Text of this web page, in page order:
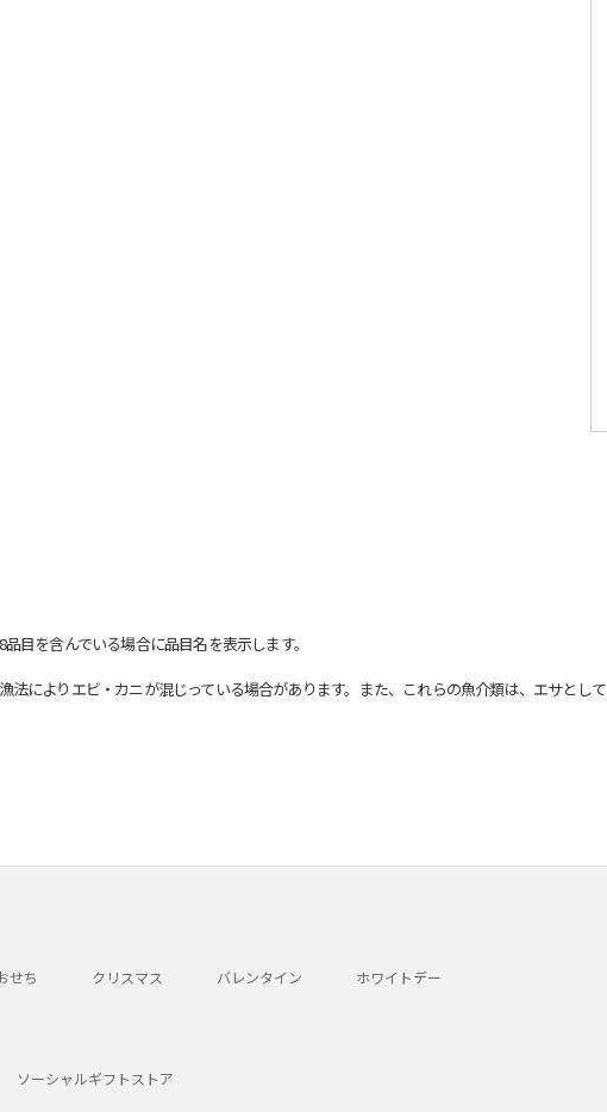
目を含んでいる場合に品目名を表示します。
よりエビ・カニが混じっている場合があります。また、これらの魚介類は、エサとして
せち クリスマス バレンタイン ホワイトデー
ソーシャルギフトストア